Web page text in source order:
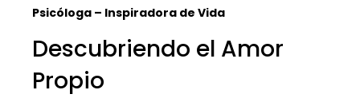
Psicóloga – Inspiradora de Vida
Descubriendo el Amor
Propio